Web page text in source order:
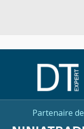
Partenaire de